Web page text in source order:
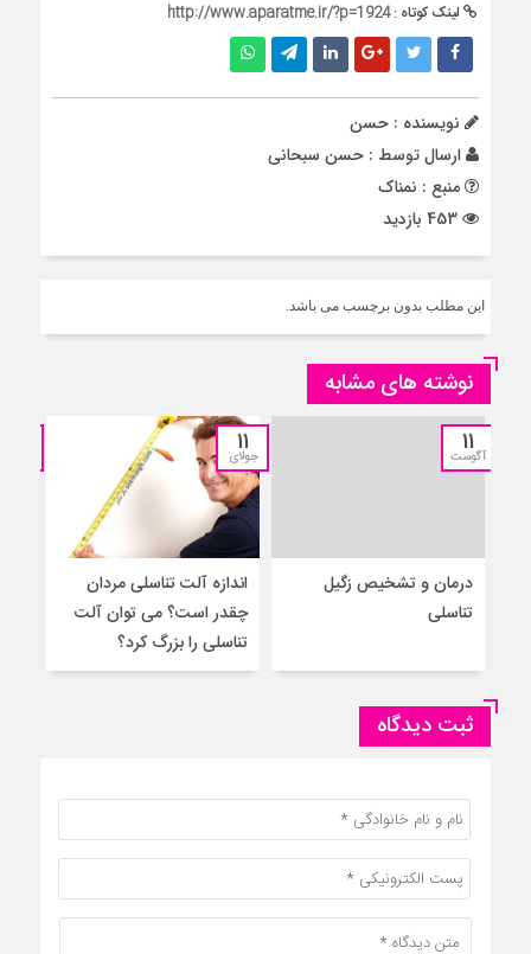
لینک کوتاه :http://www.aparatme.ir/?p=1924
نویسنده : حسن
ارسال توسط : حسن سبحانی
منبع : نمناک
این مطلب بدون برچسب می باشد.
نوشته های مشابه
11
آگوست
درمان و تشخیص زگیل
تناسلی
11
جولای
اندازه آلت تناسلی مردان
چقدر است؟ می توان آلت
تناسلی را بزرگ کرد؟
ثبت دیدگاه